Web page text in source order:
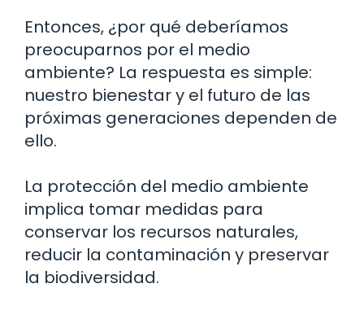
Entonces, ¿por qué deberíamos
preocuparnos por el medio
ambiente? La respuesta es simple:
nuestro bienestar y el futuro de las
próximas generaciones dependen de
ello.
La protección del medio ambiente
implica tomar medidas para
conservar los recursos naturales,
reducir la contaminación y preservar
la biodiversidad.